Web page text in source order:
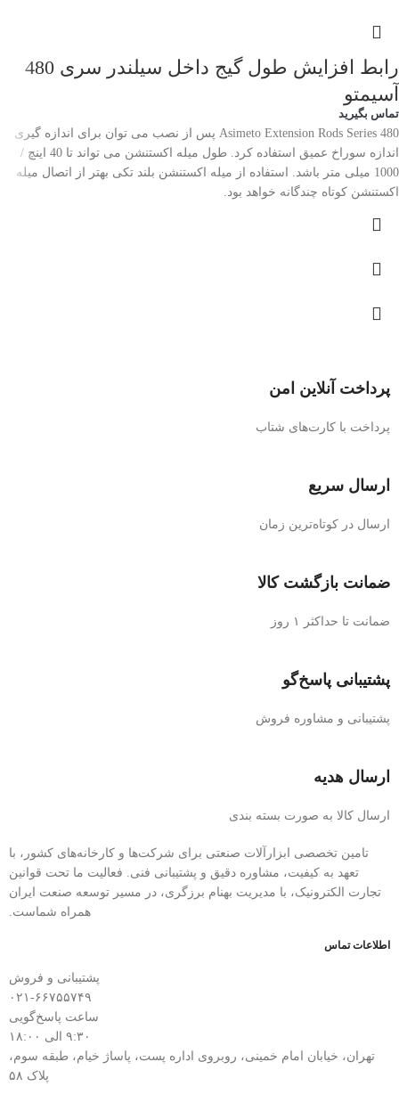
رابط افزایش طول گیج داخل سیلندر سری 480
آسیمتو
تماس بگیرید
Asimeto Extension Rods Series 480 پس از نصب می توان برای اندازه گیری
اندازه سوراخ عمیق استفاده کرد. طول میله اکستنشن می تواند تا 40 اینچ /
1000 میلی متر باشد. استفاده از میله اکستنشن بلند تکی بهتر از اتصال میله
اکستنشن کوتاه چندگانه خواهد بود.
پرداخت آنلاین امن
پرداخت با کارت‌های شتاب
ارسال سریع
ارسال در کوتاه‌ترین زمان
ضمانت بازگشت کالا
ضمانت تا حداکثر ۱ روز
پشتیبانی پاسخ‌گو
پشتیبانی و مشاوره فروش
ارسال هدیه
ارسال کالا به صورت بسته بندی
تامین تخصصی ابزارآلات صنعتی برای شرکت‌ها و کارخانه‌های کشور، با
تعهد به کیفیت، مشاوره دقیق و پشتیبانی فنی. فعالیت ما تحت قوانین
تجارت الکترونیک، با مدیریت بهنام برزگری، در مسیر توسعه صنعت ایران
همراه شماست.
اطلاعات تماس
پشتیبانی و فروش
۰۲۱-۶۶۷۵۵۷۴۹
ساعت پاسخ‌گویی
۹:۳۰ الی ۱۸:۰۰
تهران، خیابان امام خمینی، روبروی اداره پست، پاساژ خیام، طبقه سوم،
پلاک ۵۸